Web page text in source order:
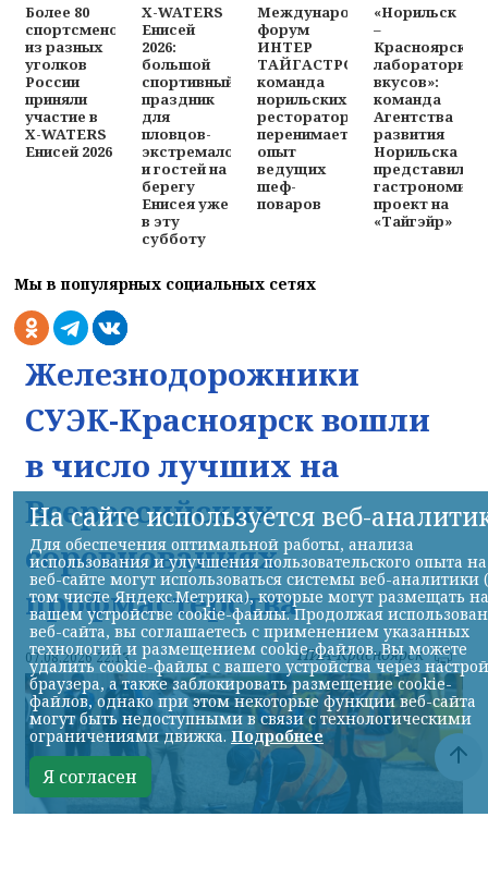
Более 80
спортсменов
из разных
уголков
России
приняли
участие в
X-WATERS
Енисей 2026
X-WATERS
Енисей
2026:
большой
спортивный
праздник
для
пловцов-
экстремалов
и гостей на
берегу
Енисея уже
в эту
субботу
Международный
форум
ИНТЕР
ТАЙГАСТРО:
команда
норильских
рестораторов
перенимает
опыт
ведущих
шеф-
поваров
«Норильск
–
Красноярск:
лаборатория
вкусов»:
команда
Агентства
развития
Норильска
представила
проект на
«Тайгэйр»
Мы в популярных социальных сетях
Железнодорожники
СУЭК-Красноярск вошли
в число лучших на
Всероссийских
соревнованиях
профмастерства
07.08.2026 22:13 НИА-Красноярск
На сайте используется веб-
Для обеспечения оптимальной работы, анализа
использования и улучшения пользовательского опыта на
веб-сайте могут использоваться системы веб-аналитики
том числе Яндекс.Метрика), которые могут размещать на
вашем устройстве cookie-файлы. Продолжая
веб-сайта, вы соглашаетесь с применением указанных
технологий и размещением cookie-файлов. Вы можете
удалить cookie-файлы с вашего устройства через
браузера, а также заблокировать размещение cookie-
файлов, однако при этом некоторые функции веб-сайта
могут быть недоступными в связи с технологическими
ограничениями движка. Подробнее
Я согласен